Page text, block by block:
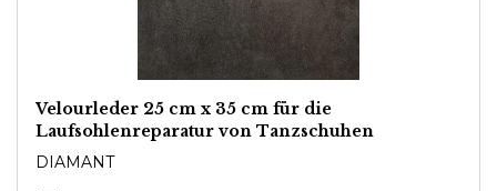
Velourleder 25 cm x 35 cm für die
Laufsohlenreparatur von Tanzschuhen
DIAMANT